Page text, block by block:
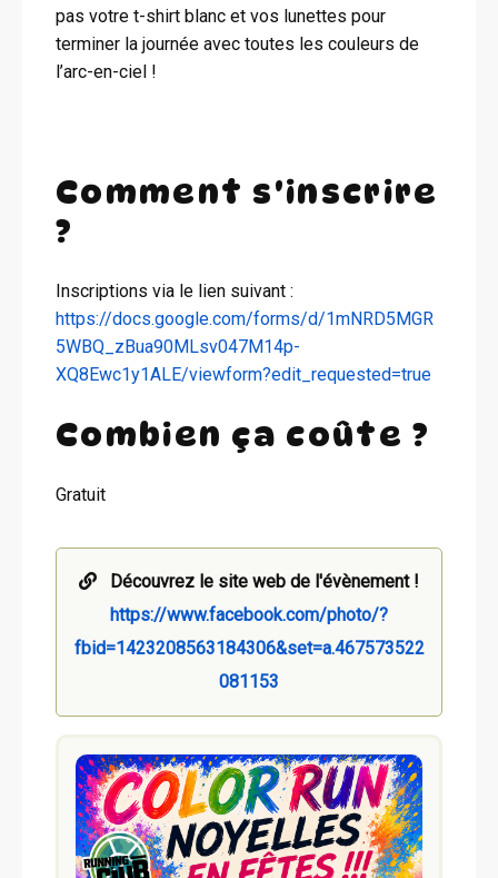
pas votre t-shirt blanc et vos lunettes pour
terminer la journée avec toutes les couleurs de
l’arc-en-ciel !
Comment s'inscrire
?
Inscriptions via le lien suivant :
https://docs.google.com/forms/d/1mNRD5MGR
5WBQ_zBua90MLsv047M14p-
XQ8Ewc1y1ALE/viewform?edit_requested=true
Combien ça coûte ?
Gratuit
Découvrez le site web de l'évènement !
https://www.facebook.com/photo/?
fbid=1423208563184306&set=a.467573522
081153